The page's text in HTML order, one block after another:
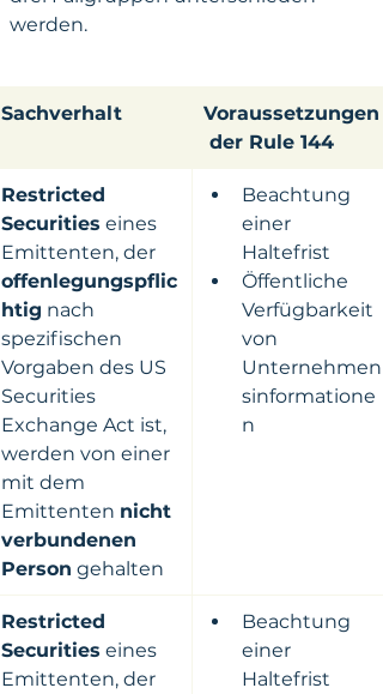
werden.
​Sachverhalt
Voraussetzungen
der Rule 144
Restricted
Securities eines
Emittenten, der
offenlegungspflic
htig nach
spezifischen
Vorgaben des US
Securities
Exchange Act ist,
werden von einer
mit dem
Emittenten nicht
verbundenen
Person gehalten
​Beachtung
einer
Haltefrist
Öffentliche
Verfügbarkeit
von
Unternehmen
sinformatione
n
Restricted
Securities eines
Emittenten, der
​​Beachtung
einer
Haltefrist